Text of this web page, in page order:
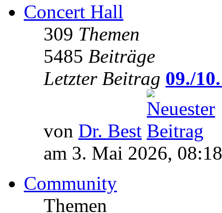
Concert Hall
309 Themen
5485 Beiträge
Letzter Beitrag 09./
von Dr. Best
am 3. Mai 2026, 08:18
Community
Themen